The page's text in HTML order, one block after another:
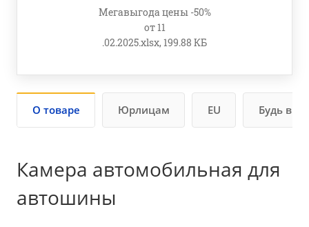
Мегавыгода цены -50%
от 11
.02.2025.xlsx, 199.88 КБ
О товаре Юрлицам EU Будь в
Камера автомобильная для
автошины